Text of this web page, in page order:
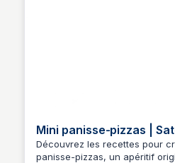
Mini panisse-pizzas |
Découvrez les recettes pour
panisse-pizzas, un apéritif